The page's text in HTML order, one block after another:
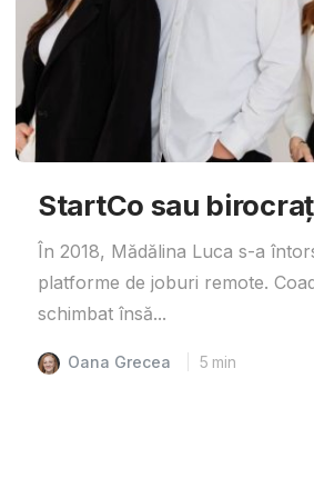
StartCo sau
În 2018, Mădălina Luca s-a
platforme de joburi remote.
schimbat însă...
Oana Grecea 5 min